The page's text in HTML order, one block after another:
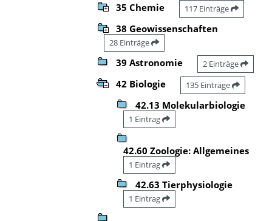
35 Chemie 117 Einträge
38 Geowissenschaften
28 Einträge
39 Astronomie 2 Einträge
42 Biologie 135 Einträge
42.13 Molekularbiologie
1 Eintrag
42.60 Zoologie: Allgemeines
1 Eintrag
42.63 Tierphysiologie
1 Eintrag